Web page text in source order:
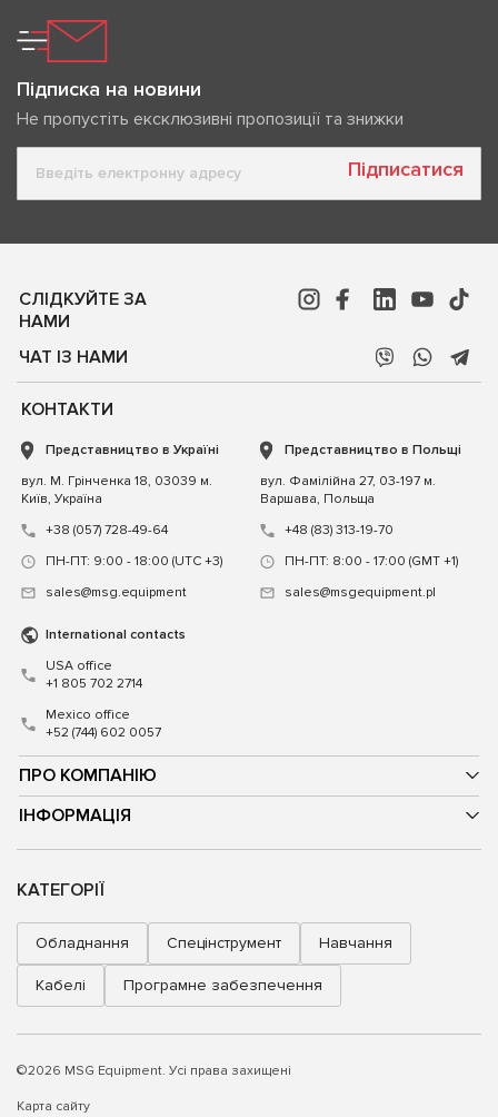
Підписка на новини
Не пропустіть ексклюзивні пропозиції та знижки
Підписатися
СЛІДКУЙТЕ ЗА
НАМИ
ЧАТ ІЗ НАМИ
ПРО КОМПАНІЮ
ІНФОРМАЦІЯ
КОНТАКТИ
Представництво в Україні
вул. М. Грінченка 18, 03039 м.
Київ, Україна
+38 (057) 728-49-64
ПН-ПТ: 9:00 - 18:00 (UTC +3)
sales@msg.equipment
Представництво в Польщі
вул. Фамілійна 27, 03-197 м.
Варшава, Польща
+48 (83) 313-19-70
ПН-ПТ: 8:00 - 17:00 (GMT +1)
sales@msgequipment.pl
International contacts
USA office
+1 805 702 2714
Mexico office
+52 (744) 602 0057
КАТЕГОРІЇ
Обладнання Спецінструмент Навчання
Кабелі Програмне забезпечення
©2026 MSG Equipment. Усі права захищені
Карта сайту